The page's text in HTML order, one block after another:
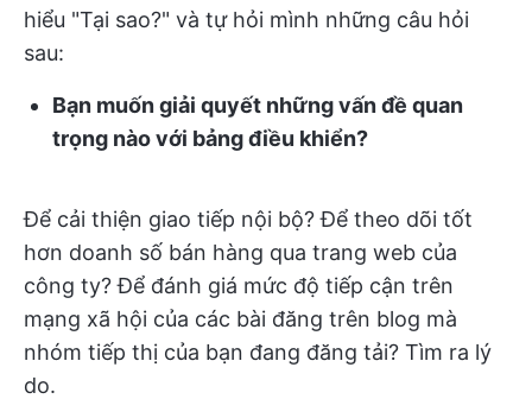
hiểu "Tại sao?" và tự hỏi mình những câu hỏi
sau:
Bạn muốn giải quyết những vấn đề quan
trọng nào với bảng điều khiển?
Để cải thiện giao tiếp nội bộ? Để theo dõi tốt
hơn doanh số bán hàng qua trang web của
công ty? Để đánh giá mức độ tiếp cận trên
mạng xã hội của các bài đăng trên blog mà
nhóm tiếp thị của bạn đang đăng tải? Tìm ra lý
do.